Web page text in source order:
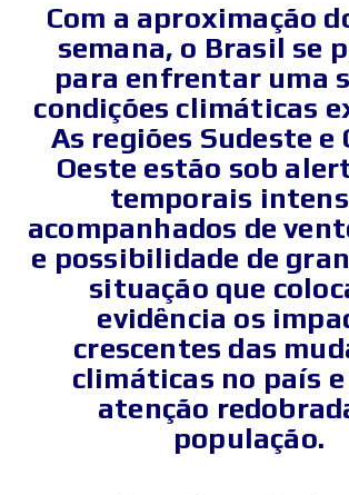
Com a aproximação
semana, o Brasil se
para enfrentar uma
condições climáticas
As regiões Sudeste e
Oeste estão sob
temporais
acompanhados de
e possibilidade de
situação que
evidência os
crescentes das
climáticas no país
atenção
população.